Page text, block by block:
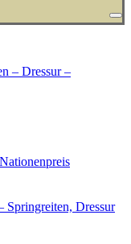
– Dressur –
Springreiten, Dressur